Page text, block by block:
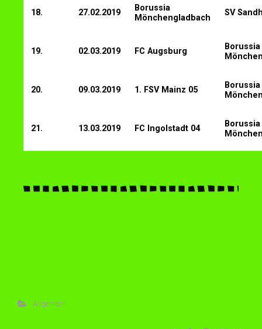
18. 27.02.2019
Borussia
Mönchengladbach
SV
19. 02.03.2019 FC Augsburg
Borussia
20. 09.03.2019 1. FSV Mainz 05
Borussia
21. 13.03.2019 FC Ingolstadt 04
Borussia
Allgemein